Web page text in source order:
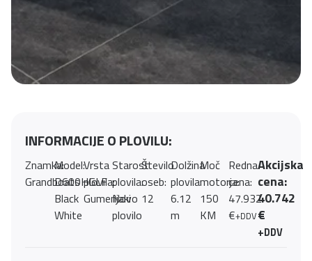
INFORMACIJE O PLOVILU:
Znamka:
Grandboats
Model:
D600HGLF
Black
White
Vrsta
plovila:
Gumenjaki
Starost
plovila:
Novo
plovilo
Število
oseb:
12
Dolžina
plovila:
6.12
m
Moč
motorja:
150
KM
Redna
cena:
47.932
€+DDV
Akcijska
cena:
40.742
€
+DDV